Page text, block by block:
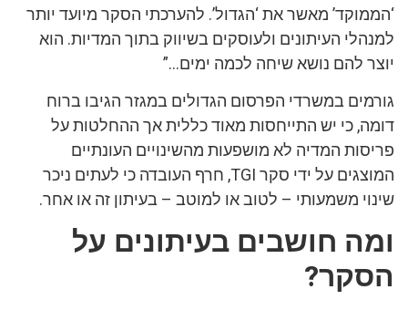
‘הממוקד’ מאשר את ‘הגדול’. להערכתי הסקר מיועד יותר
למנהלי העיתונים ולעוסקים בשיווק בתוך המדיות. הוא
יוצר להם נושא שיחה לכמה ימים…”
גורמים במשרדי הפרסום הגדולים במגזר הגיבו ברוח
דומה, כי יש התייחסות מאוד כללית אך ההחלטות על
פריסות המדיה לא מושפעות מהשינויים העונתיים
המוצגים על ידי סקר TGI, חרף העובדה כי לעתים ניכר
שינוי משמעותי – לטוב או למוטב – בעיתון זה או אחר.
ומה חושבים בעיתונים על
הסקר?